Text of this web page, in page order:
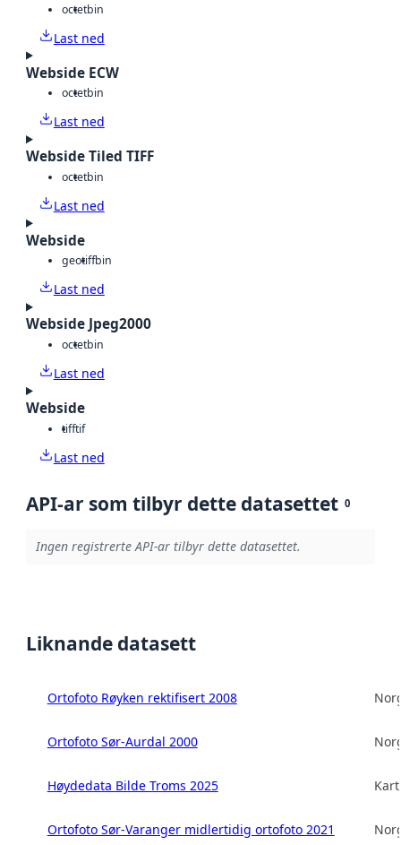
octetbin
Last ned
Webside ECW
octetbin
Last ned
Webside Tiled TIFF
octetbin
Last ned
Webside
geotiffbin
Last ned
Webside Jpeg2000
octetbin
Last ned
Webside
tifftif
Last ned
API-ar som tilbyr dette datasettet 0
Ingen registrerte API-ar tilbyr dette datasettet.
Liknande datasett
Ortofoto Røyken rektifisert 2008
Ortofoto Sør-Aurdal 2000
Høydedata Bilde Troms 2025
Ortofoto Sør-Varanger midlertidig ortofoto 2021